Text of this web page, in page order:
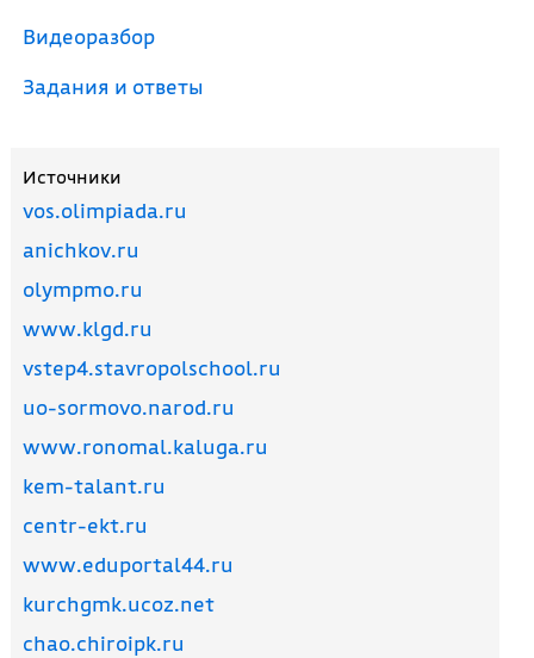
Видеоразбор
Задания и ответы
Источники
vos.olimpiada.ru
anichkov.ru
olympmo.ru
www.klgd.ru
vstep4.stavropolschool.ru
uo-sormovo.narod.ru
www.ronomal.kaluga.ru
kem-talant.ru
centr-ekt.ru
www.eduportal44.ru
kurchgmk.ucoz.net
chao.chiroipk.ru